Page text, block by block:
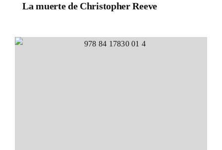
La muerte de Christopher Reeve